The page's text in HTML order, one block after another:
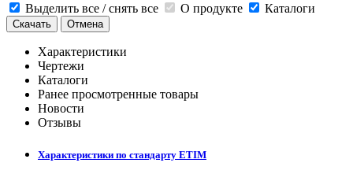
Выделить все / снять все
О продукте Каталоги
Скачать Отмена
Характеристики
Чертежи
Каталоги
Ранее просмотренные товары
Новости
Отзывы
Характеристики по стандарту ETIM